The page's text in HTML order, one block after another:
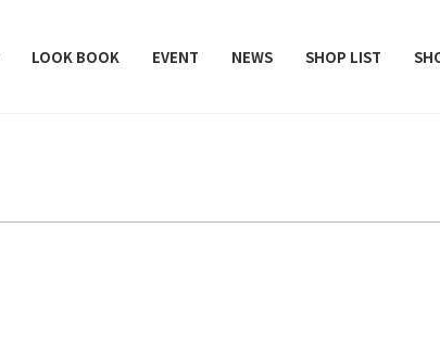
LOOK BOOK EVENT NEWS SHOP LIST